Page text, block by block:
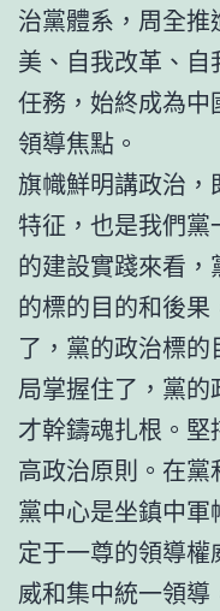
治黨體系，周全
美、自我改革、
任務，始終成為
領導焦點。
旗幟鮮明講政治
特征，也是我們
的建設實踐來看
的標的目的和後
了，黨的政治標
局掌握住了，黨
才幹鑄魂扎根。
高政治原則。在黨
黨中心是坐鎮中軍
定于一尊的領導
威和集中統一領